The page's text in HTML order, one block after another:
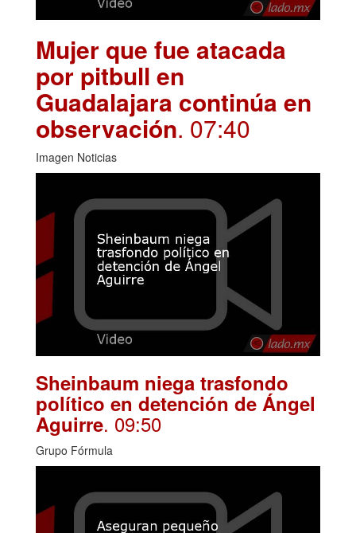
Mujer que fue atacada
por pitbull en
Guadalajara continúa en
observación. 07:40
Imagen Noticias
Sheinbaum niega trasfondo
político en detención de Ángel
Aguirre. 09:50
Grupo Fórmula